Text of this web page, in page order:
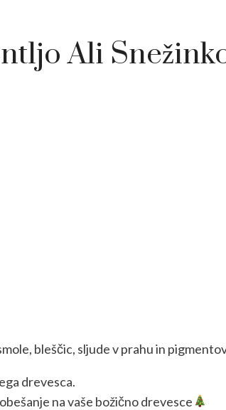
Ali
bleščic, sljude v prahu in
drevesca.
na vaše božično drevesce